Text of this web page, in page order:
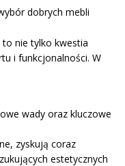
dobrych mebli
nie tylko kwestia
i funkcjonalności. W
wady oraz kluczowe
zyskują coraz
estetycznych